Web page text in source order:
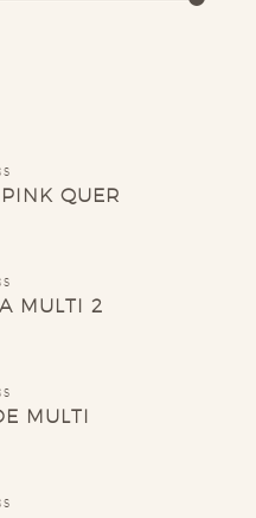
QUER
MULTI 2
MULTI